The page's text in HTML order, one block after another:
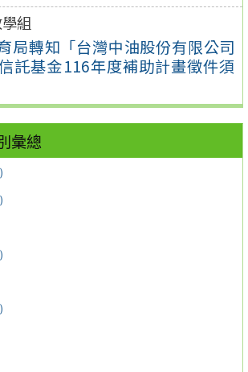
組
局轉知「台灣中油股份有限公司
託基金116年度補助計畫徵件須
彙總